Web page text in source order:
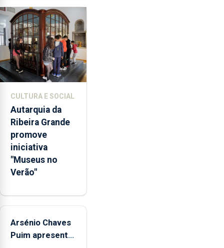
da
violência
doméstica,
através
da
promoção
de
emocionais
e
sociais
junto
das
crianças
CULTURA E SOCIAL
Autarquia da
Ribeira Grande
promove
iniciativa
"Museus no
Verão"
Arsénio Chaves
Puim apresenta